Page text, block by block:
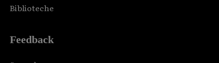
Biblioteche
Feedback